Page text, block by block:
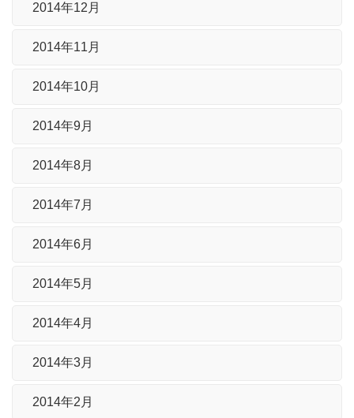
2014年12月
2014年11月
2014年10月
2014年9月
2014年8月
2014年7月
2014年6月
2014年5月
2014年4月
2014年3月
2014年2月